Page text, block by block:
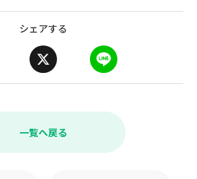
シェアする
i
e
一覧へ戻る